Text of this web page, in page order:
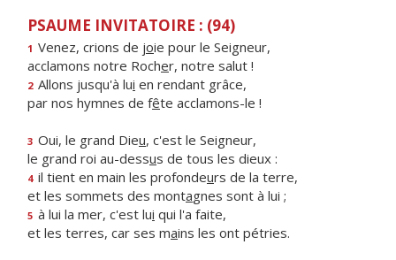
PSAUME INVITATOIRE : (94)
1 Venez, crions de joie pour le Seigneur,
acclamons notre Rocher, notre salut !
2 Allons jusqu'à lui en rendant grâce,
par nos hymnes de fête acclamons-le !
3 Oui, le grand Dieu, c'est le Seigneur,
le grand roi au-dessus de tous les dieux :
4 il tient en main les profondeurs de la terre,
et les sommets des montagnes sont à lui ;
5 à lui la mer, c'est lui qui l'a faite,
et les terres, car ses mains les ont pétries.